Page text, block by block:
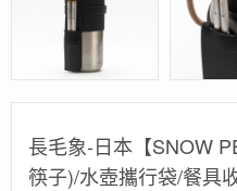
長毛象-日本【SNOW
筷子)/水壺攜行袋/餐具